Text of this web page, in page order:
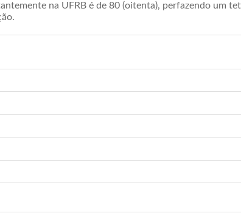
na UFRB é de 80 (oitenta), perfazendo um